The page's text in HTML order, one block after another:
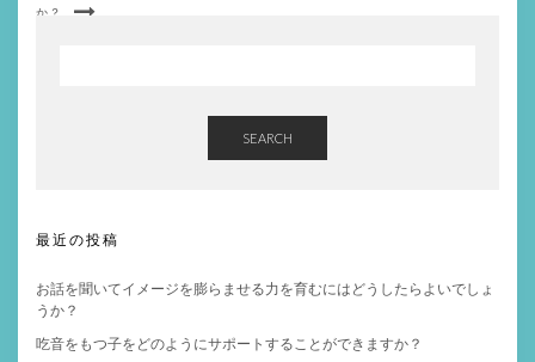
か？
SEARCH
最近の投稿
お話を聞いてイメージを膨らませる力を育むにはどうしたらよいでしょ
うか？
吃音をもつ子をどのようにサポートすることができますか？